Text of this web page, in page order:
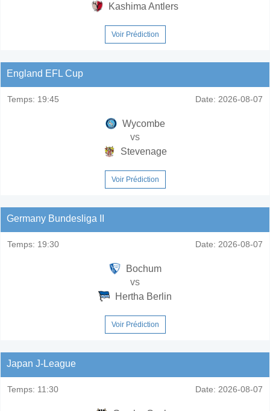
Kashima Antlers
Voir Prédiction
England EFL Cup
Temps: 19:45 Date: 2026-08-07
Wycombe
vs
Stevenage
Voir Prédiction
Germany Bundesliga II
Temps: 19:30 Date: 2026-08-07
Bochum
vs
Hertha Berlin
Voir Prédiction
Japan J-League
Temps: 11:30 Date: 2026-08-07